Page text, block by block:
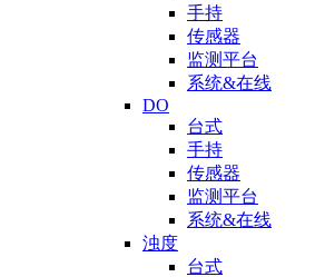
手持
传感器
监测平台
系统&在线
DO
台式
手持
传感器
监测平台
系统&在线
浊度
台式